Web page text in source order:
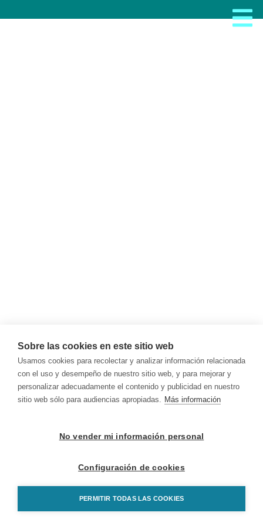
Sobre las cookies en este sitio web
Usamos cookies para recolectar y analizar información relacionada
con el uso y desempeño de nuestro sitio web, y para mejorar y
personalizar adecuadamente el contenido y publicidad en nuestro
sitio web sólo para audiencias apropiadas. Más información
No vender mi información personal
Configuración de cookies
PERMITIR TODAS LAS COOKIES